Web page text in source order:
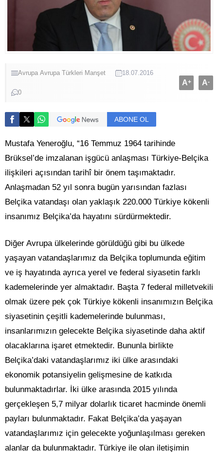
Avrupa Avrupa Türkleri Manşet 18.07.2016
0
A+ A-
ABONE OL
Mustafa Yeneroğlu, “16 Temmuz 1964 tarihinde
Brüksel’de imzalanan işgücü anlaşması Türkiye-Belçika
ilişkileri açısından tarihî bir önem taşımaktadır.
Anlaşmadan 52 yıl sonra bugün yarısından fazlası
Belçika vatandaşı olan yaklaşık 220.000 Türkiye kökenli
insanımız Belçika’da hayatını sürdürmektedir.
Diğer Avrupa ülkelerinde görüldüğü gibi bu ülkede
yaşayan vatandaşlarımız da Belçika toplumunda eğitim
ve iş hayatında ayrıca yerel ve federal siyasetin farklı
kademelerinde yer almaktadır. Başta 7 federal milletvekili
olmak üzere pek çok Türkiye kökenli insanımızın Belçika
siyasetinin çeşitli kademelerinde bulunması,
insanlarımızın gelecekte Belçika siyasetinde daha aktif
olacaklarına işaret etmektedir. Bununla birlikte
Belçika’daki vatandaşlarımız iki ülke arasındaki
ekonomik potansiyelin gelişmesine de katkıda
bulunmaktadırlar. İki ülke arasında 2015 yılında
gerçekleşen 5,7 milyar dolarlık ticaret hacminde önemli
payları bulunmaktadır. Fakat Belçika’da yaşayan
vatandaşlarımız için gelecekte yoğunlaşılması gereken
alanlar da bulunmaktadır. Türkiye ile olan iletişimin